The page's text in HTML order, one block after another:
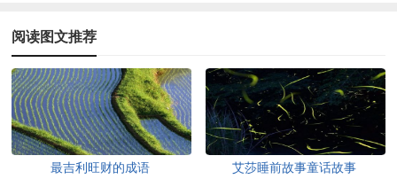
阅读图文推荐
最吉利旺财的成语 艾莎睡前故事童话故事